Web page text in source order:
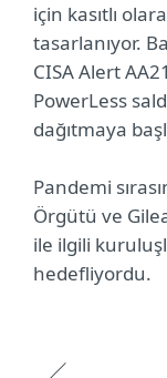
için kasıtlı
tasarlanıyor.
CISA Alert
PowerLess
dağıtmaya
Pandemi
Örgütü ve
ile ilgili
hedefliyordu.